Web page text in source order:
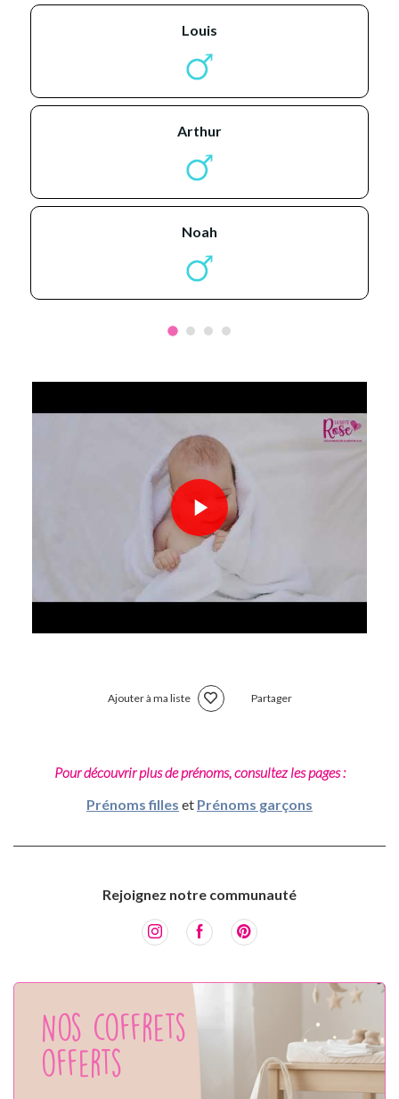
louis
arthur
noah
Ajouter à ma liste Partager
Pour découvrir plus de prénoms, consultez les pages :
Prénoms filles et Prénoms garçons
Rejoignez notre communauté
Nos coffrets
offerts